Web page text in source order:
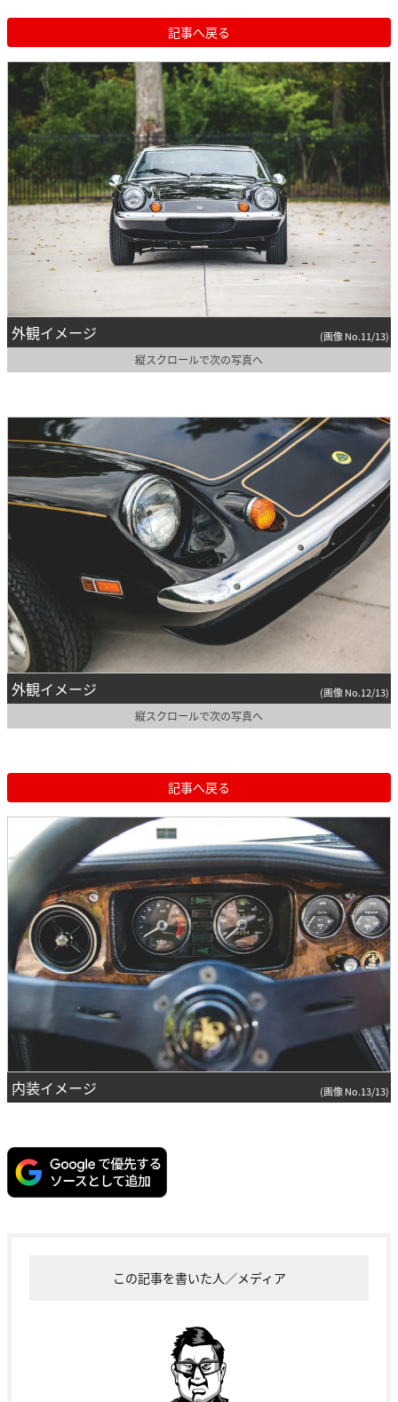
記事へ戻る
外観イメージ (画像 No.11/13)
縦スクロールで次の写真へ
外観イメージ (画像 No.12/13)
縦スクロールで次の写真へ
記事へ戻る
内装イメージ (画像 No.13/13)
この記事を書いた人／メディア